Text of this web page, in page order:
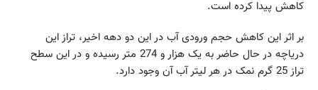
کاهش پیدا کرده است.
بر اثر این کاهش حجم ورودی آب در این دو دهه اخیر، تراز این
دریاچه در حال حاضر به یک هزار و 274 متر رسیده و در این سطح
تراز 25 گرم نمک در هر لیتر آب آن وجود دارد.